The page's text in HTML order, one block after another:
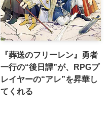
『葬送のフリーレン』勇者
一行の“後日譚”が、RPGプ
レイヤーの“アレ”を昇華し
てくれる